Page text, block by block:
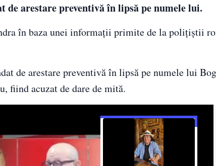
arestare preventivă în lipsă pe numele lui.
în baza unei informaţii primite de la poliţiştii
de arestare preventivă în lipsă pe numele lui
fiind acuzat de dare de mită.